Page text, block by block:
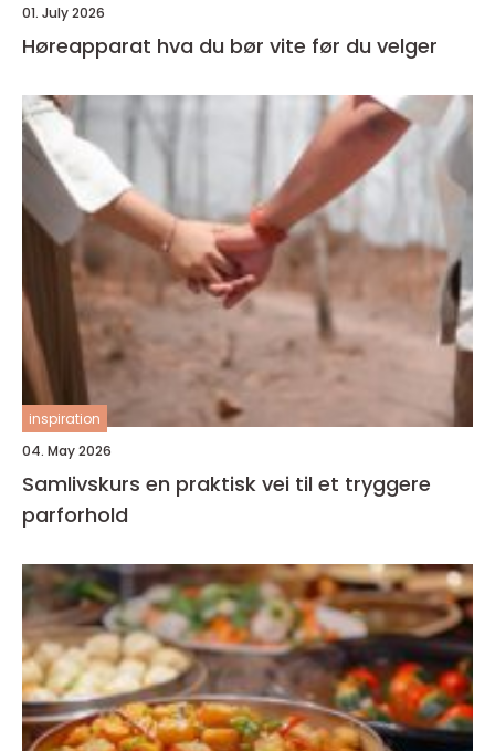
01. July 2026
Høreapparat hva du bør vite før du velger
inspiration
04. May 2026
Samlivskurs en praktisk vei til et tryggere
parforhold